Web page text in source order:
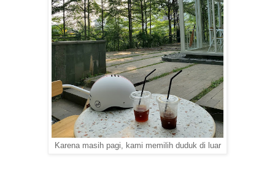
Karena masih pagi, kami memilih duduk di luar